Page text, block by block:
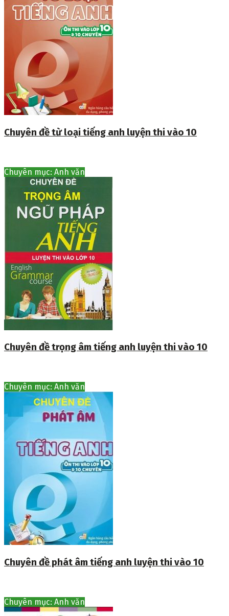
Chuyên đề từ loại tiếng anh luyện thi vào 10
Chuyên mục: Anh văn
Chuyên đề trọng âm tiếng anh luyện thi vào 10
Chuyên mục: Anh văn
Chuyên đề phát âm tiếng anh luyện thi vào 10
Chuyên mục: Anh văn